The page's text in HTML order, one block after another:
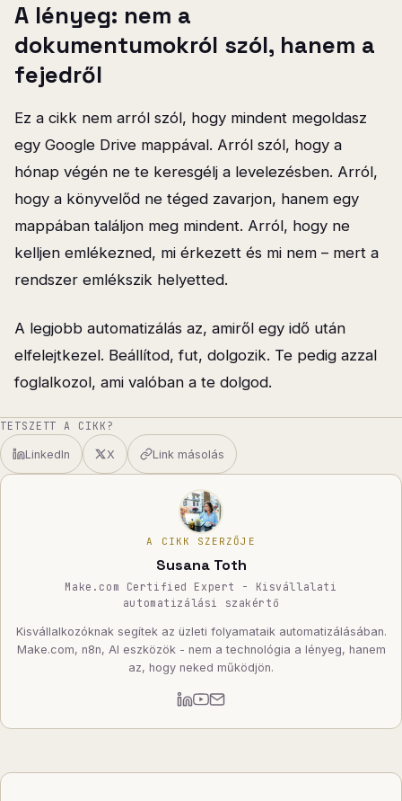
A lényeg: nem a
dokumentumokról szól, hanem a
fejedről
Ez a cikk nem arról szól, hogy mindent megoldasz
egy Google Drive mappával. Arról szól, hogy a
hónap végén ne te keresgélj a levelezésben. Arról,
hogy a könyvelőd ne téged zavarjon, hanem egy
mappában találjon meg mindent. Arról, hogy ne
kelljen emlékezned, mi érkezett és mi nem – mert a
rendszer emlékszik helyetted.
A legjobb automatizálás az, amiről egy idő után
elfelejtkezel. Beállítod, fut, dolgozik. Te pedig azzal
foglalkozol, ami valóban a te dolgod.
TETSZETT A CIKK?
LinkedIn X Link másolás
A CIKK SZERZŐJE
Susana Toth
Make.com Certified Expert - Kisvállalati
automatizálási szakértő
Kisvállalkozóknak segítek az üzleti folyamataik automatizálásában.
Make.com, n8n, AI eszközök - nem a technológia a lényeg, hanem
az, hogy neked működjön.